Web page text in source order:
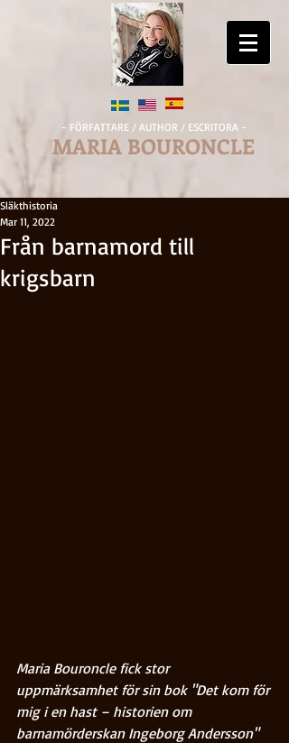
- FÖRFATTARE / AUTHOR / ESCRITORA -
MARIA BOURONCLE
Från barnamord till
krigsbarn
Släkthistoria
Mar 11, 2022
Maria Bouroncle fick stor
uppmärksamhet för sin bok "Det kom för
mig i en hast – historien om
barnamörderskan Ingeborg Andersson"